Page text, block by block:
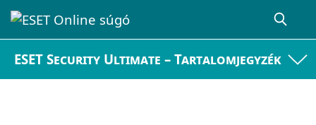
ESET Security Ultimate – Tartalomjegyzék